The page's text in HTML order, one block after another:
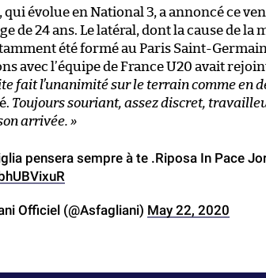
évolue en National 3, a annoncé ce
de 24 ans. Le latéral, dont la cause de la
été formé au Paris Saint-Germain
avec l’équipe de France U20 avait
fait l’unanimité sur le terrain comme en
Toujours souriant, assez discret,
arrivée. »
pensera sempre à te .Riposa In Pace
Officiel (@Asfagliani) May 22, 2020